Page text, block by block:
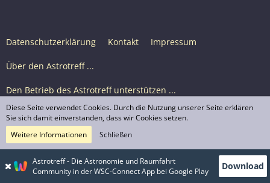
Datenschutzerklärung Kontakt Impressum
Über den Astrotreff ...
Den Betrieb des Astrotreff unterstützen ...
Nutzungsbedingungen
© Astrotreff 2001-2026, lizenziert unter CC BY-SA,
sofern für einzelne Inhalte nicht anders angegeben
Astrotreff - Die Astronomie und Raumfahrt
Community in der WSC-Connect App bei Google Play
Download
Diese Seite verwendet Cookies. Durch die Nutzung unserer Seite erklären
Sie sich damit einverstanden, dass wir Cookies setzen.
Weitere Informationen
Schließen